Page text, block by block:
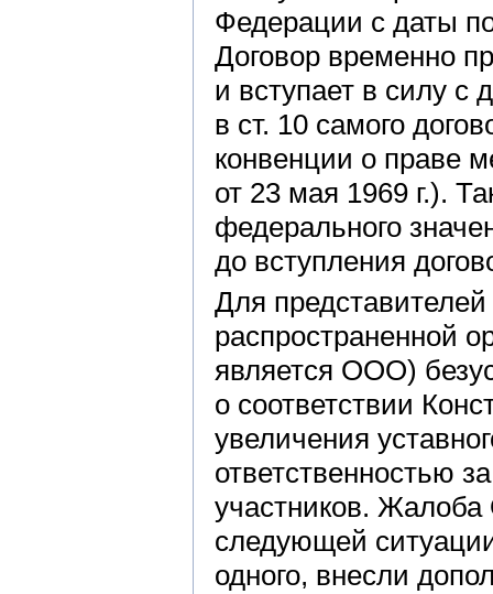
Федерации с даты
Договор временно
и вступает в силу с
в ст. 10 самого
конвенции о праве
от 23 мая 1969 г.).
федерального
до вступления
Для
распространенной
является ООО)
о соответствии
увеличения
ответственностью
участников.
следующей
одного, внесли